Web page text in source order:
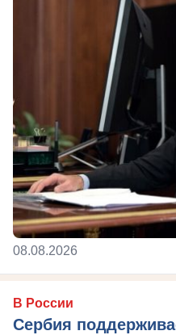
08.08.2026
В России
Сербия